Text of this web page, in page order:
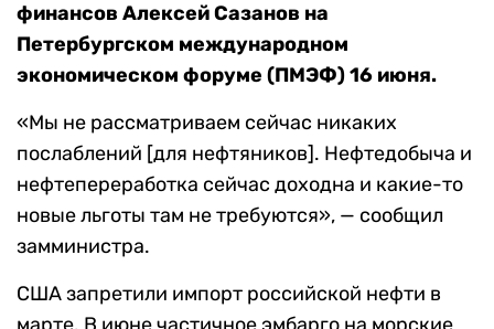
финансов Алексей Сазанов на
Петербургском международном
экономическом форуме (ПМЭФ) 16 июня.
«Мы не рассматриваем сейчас никаких
послаблений [для нефтяников]. Нефтедобыча и
нефтепереработка сейчас доходна и какие-то
новые льготы там не требуются», — сообщил
замминистра.
США запретили импорт российской нефти в